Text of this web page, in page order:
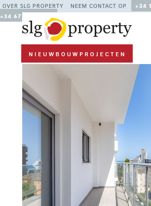
OVER SLG PROPERTY NEEM CONTACT OP
+34
+34 677 670 480
Previous